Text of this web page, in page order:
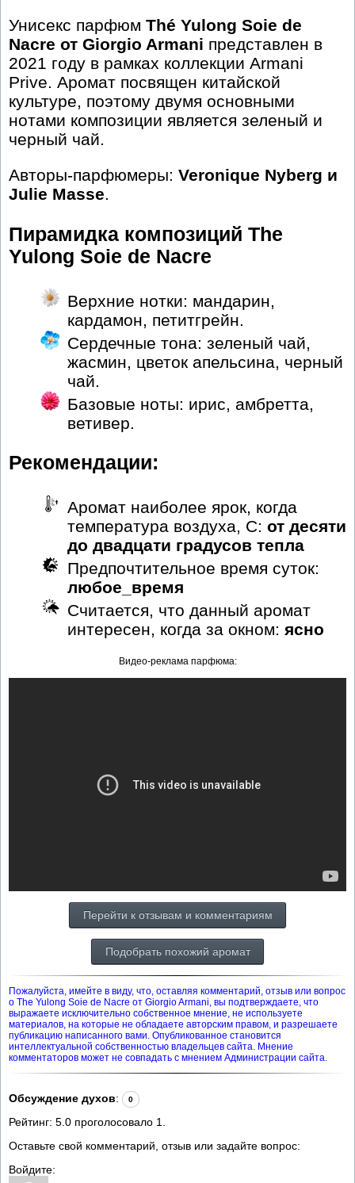
Унисекс парфюм Thé Yulong Soie de
Nacre от Giorgio Armani представлен в
2021 году в рамках коллекции Armani
Prive. Аромат посвящен китайской
культуре, поэтому двумя основными
нотами композиции является зеленый и
черный чай.
Авторы-парфюмеры: Veronique Nyberg и
Julie Masse.
Пирамидка композиций The
Yulong Soie de Nacre
Верхние нотки: мандарин,
кардамон, петитгрейн.
Сердечные тона: зеленый чай,
жасмин, цветок апельсина, черный
чай.
Базовые ноты: ирис, амбретта,
ветивер.
Рекомендации:
Аромат наиболее ярок, когда
температура воздуха, С: от десяти
до двадцати градусов тепла
Предпочтительное время суток:
любое_время
Считается, что данный аромат
интересен, когда за окном: ясно
Видео-реклама парфюма:
Перейти к отзывам и комментариям
Подобрать похожий аромат
Пожалуйста, имейте в виду, что, оставляя комментарий, отзыв или вопрос
о The Yulong Soie de Nacre от Giorgio Armani, вы подтверждаете, что
выражаете исключительно собственное мнение, не используете
материалов, на которые не обладаете авторским правом, и разрешаете
публикацию написанного вами. Опубликованное становится
интеллектуальной собственностью владельцев сайта. Мнение
комментаторов может не совпадать с мнением Администрации сайта.
Обсуждение духов: 0
Рейтинг: 5.0 проголосовало 1.
Оставьте свой комментарий, отзыв или задайте вопрос:
Войдите: